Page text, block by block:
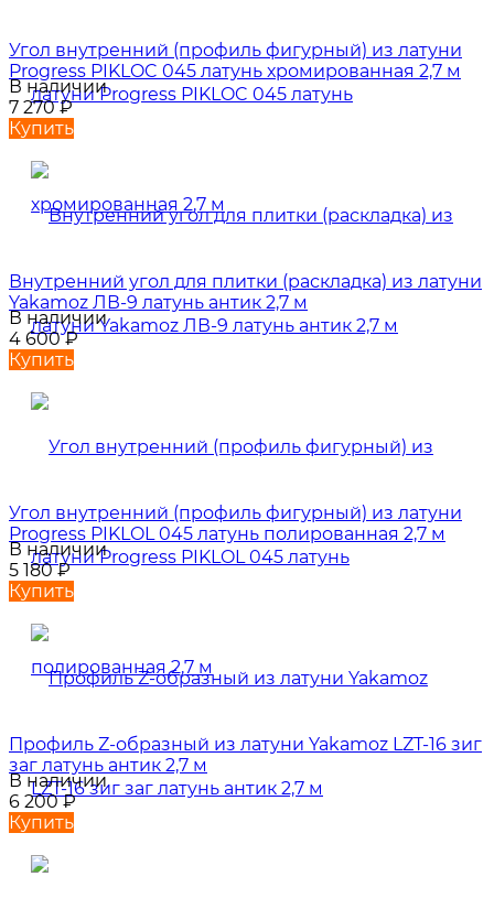
Угол внутренний (профиль фигурный) из латуни
Progress PIKLOC 045 латунь хромированная 2,7 м
В наличии
7 270₽
Купить
Внутренний угол для плитки (раскладка) из латуни
Yakamoz ЛВ-9 латунь антик 2,7 м
В наличии
4 600₽
Купить
Угол внутренний (профиль фигурный) из латуни
Progress PIKLOL 045 латунь полированная 2,7 м
В наличии
5 180₽
Купить
Профиль Z-образный из латуни Yakamoz LZT-16 зиг
заг латунь антик 2,7 м
В наличии
6 200₽
Купить